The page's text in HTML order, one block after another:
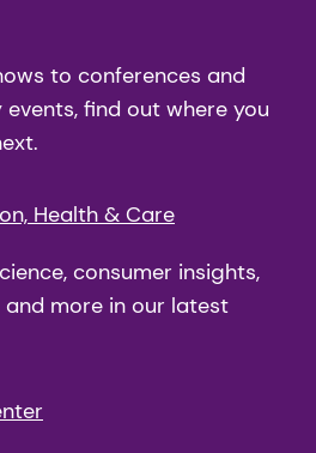
to conferences and
find out where you
Health & Care
consumer insights,
more in our latest